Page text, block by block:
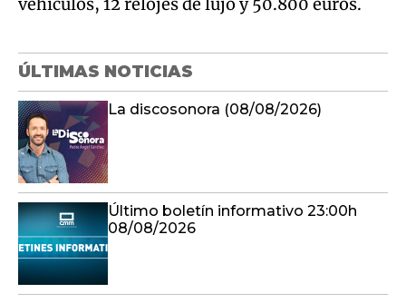
vehículos, 12 relojes de lujo y 50.800 euros.
ÚLTIMAS NOTICIAS
La discosonora (08/08/2026)
Último boletín informativo 23:00h
08/08/2026